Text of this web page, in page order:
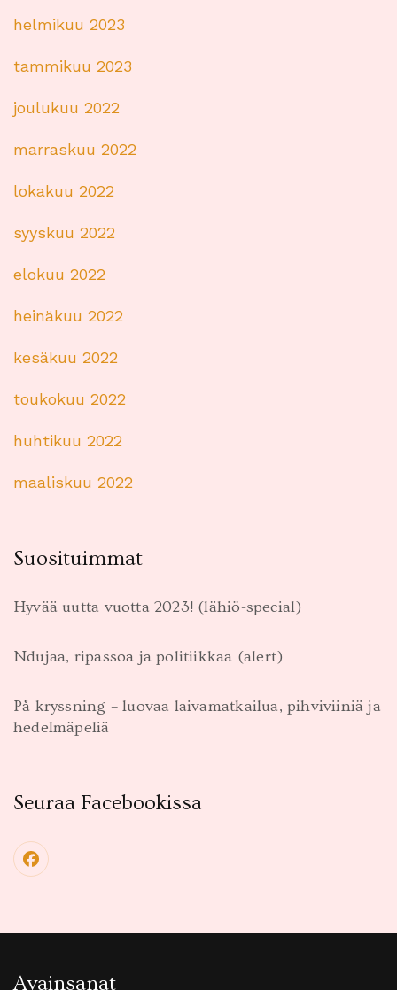
helmikuu 2023
tammikuu 2023
joulukuu 2022
marraskuu 2022
lokakuu 2022
syyskuu 2022
elokuu 2022
heinäkuu 2022
kesäkuu 2022
toukokuu 2022
huhtikuu 2022
maaliskuu 2022
Suosituimmat
Hyvää uutta vuotta 2023! (lähiö-special)
Ndujaa, ripassoa ja politiikkaa (alert)
På kryssning – luovaa laivamatkailua, pihviviiniä ja
hedelmäpeliä
Seuraa Facebookissa
Avainsanat